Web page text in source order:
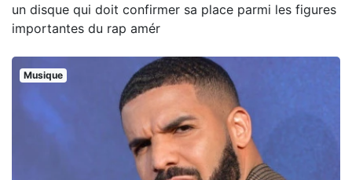
un disque qui doit confirmer sa place parmi les figures
importantes du rap amér
Musique